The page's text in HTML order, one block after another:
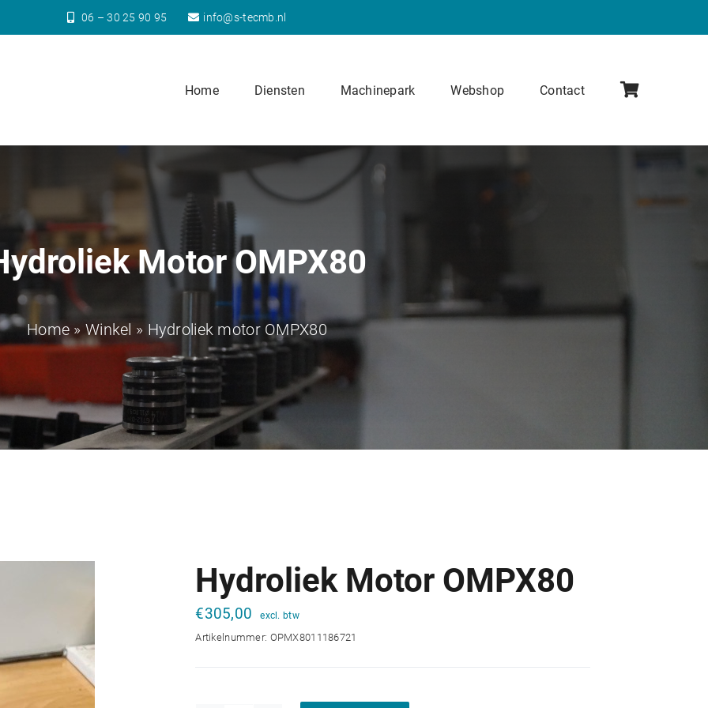
06 – 30 25 90 95 info@s-tecmb.nl
Home Diensten Machinepark Webshop Contact
Motor OMPX80
Home »Winkel » Hydroliek motor OMPX80
Hydroliek Motor OMPX80
€305,00
Artikelnummer: OPMX8011186721